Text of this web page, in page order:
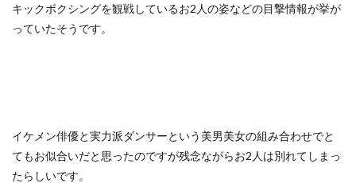
キックボクシングを観戦しているお2人の姿などの目撃情報が挙が
っていたそうです。
イケメン俳優と実力派ダンサーという美男美女の組み合わせでと
てもお似合いだと思ったのですが残念ながらお2人は別れてしまっ
たらしいです。